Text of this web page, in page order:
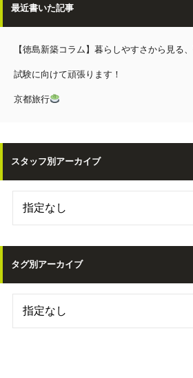
最近書いた記事
【徳島新築コラム】暮らしやすさから見る
試験に向けて頑張ります！
京都旅行
スタッフ別アーカイブ
タグ別アーカイブ